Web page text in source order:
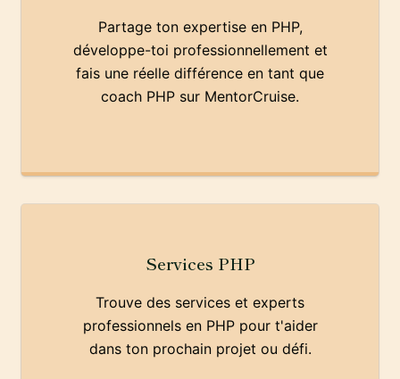
Partage ton expertise en PHP,
développe-toi professionnellement et
fais une réelle différence en tant que
coach PHP sur MentorCruise.
Services PHP
Trouve des services et experts
professionnels en PHP pour t'aider
dans ton prochain projet ou défi.